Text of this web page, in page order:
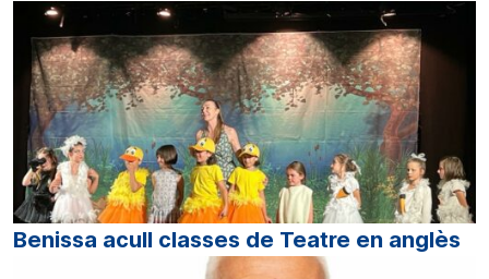
Benissa acull classes de Teatre en anglès